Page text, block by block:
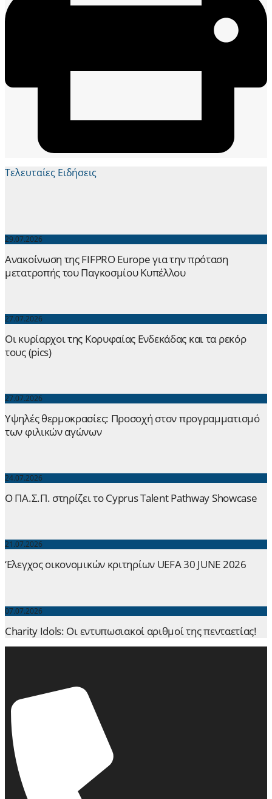
Τελευταίες Ειδήσεις
29.07.2026
Ανακοίνωση της FIFPRO Europe για την πρόταση
μετατροπής του Παγκοσμίου Κυπέλλου
27.07.2026
Οι κυρίαρχοι της Κορυφαίας Ενδεκάδας και τα ρεκόρ
τους (pics)
27.07.2026
Yψηλές θερμοκρασίες: Προσοχή στον προγραμματισμό
των φιλικών αγώνων
24.07.2026
Ο ΠΑ.Σ.Π. στηρίζει το Cyprus Talent Pathway Showcase
21.07.2026
‘Ελεγχος οικονομικών κριτηρίων UEFA 30 JUNE 2026
07.07.2026
Charity Idols: Οι εντυπωσιακοί αριθμοί της πενταετίας!